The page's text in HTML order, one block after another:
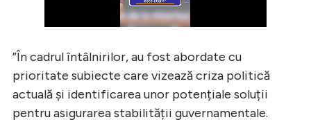
”În cadrul întâlnirilor, au fost abordate cu
prioritate subiecte care vizează criza politică
actuală și identificarea unor potențiale soluții
pentru asigurarea stabilității guvernamentale.